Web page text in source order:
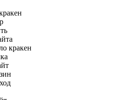
кракен